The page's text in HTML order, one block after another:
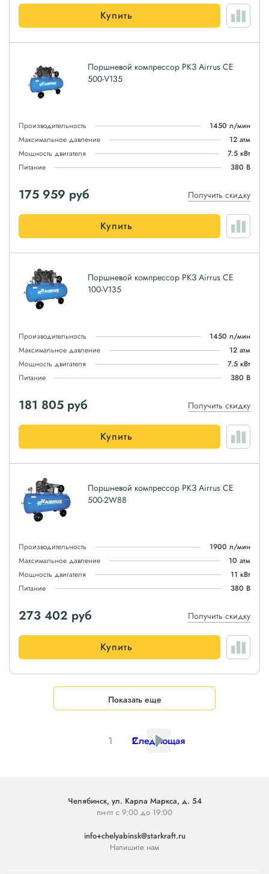
Купить
Поршневой компрессор РКЗ Airrus CE
500-V135
Производительность
1450 л/мин
Максимальное давление
12 атм
Мощность двигателя
7.5 кВт
Питание
380 В
175 959 руб Получить скидку
Купить
Поршневой компрессор РКЗ Airrus CE
100-V135
Производительность
1450 л/мин
Максимальное давление
12 атм
Мощность двигателя
7.5 кВт
Питание
380 В
181 805 руб Получить скидку
Купить
Поршневой компрессор РКЗ Airrus CE
500-2W88
Производительность
1900 л/мин
Максимальное давление
10 атм
Мощность двигателя
11 кВт
Питание
380 В
273 402 руб Получить скидку
Купить
Показать еще
1 2
Следующая
Челябинск, ул. Карла Маркса, д. 54
пн-пт с 9:00 до 19:00
info+chelyabinsk@starkraft.ru
Напишите нам